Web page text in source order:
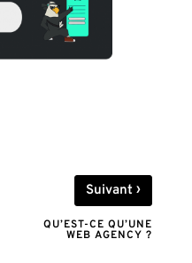
Suivant›
QU’EST-CE QU’UNE
WEB AGENCY ?